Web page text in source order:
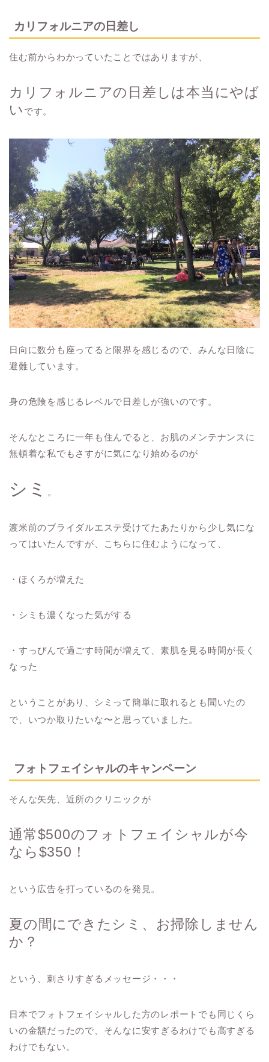
カリフォルニアの日差し
住む前からわかっていたことではありますが、
カリフォルニアの日差しは本当にやば
い です。
日向に数分も座ってると限界を感じるので、みんな日陰に
避難しています。
身の危険を感じるレベルで日差しが強いのです。
そんなところに一年も住んでると、お肌のメンテナンスに
無頓着な私でもさすがに気になり始めるのが
シミ 。
渡米前のブライダルエステ受けてたあたりから少し気にな
ってはいたんですが、こちらに住むようになって、
・ほくろが増えた
・シミも濃くなった気がする
・すっぴんで過ごす時間が増えて、素肌を見る時間が長く
なった
ということがあり、シミって簡単に取れるとも聞いたの
で、いつか取りたいな〜と思っていました。
フォトフェイシャルのキャンペーン
そんな矢先、近所のクリニックが
通常$500のフォトフェイシャルが今
なら$350！
という広告を打っているのを発見。
夏の間にできたシミ、お掃除しません
か？
という、刺さりすぎるメッセージ・・・
日本でフォトフェイシャルした方のレポートでも同じくら
いの金額だったので、そんなに安すぎるわけでも高すぎる
わけでもない。